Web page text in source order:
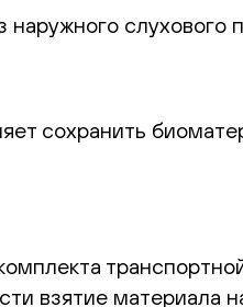
наружного
сохранить
взятие материала